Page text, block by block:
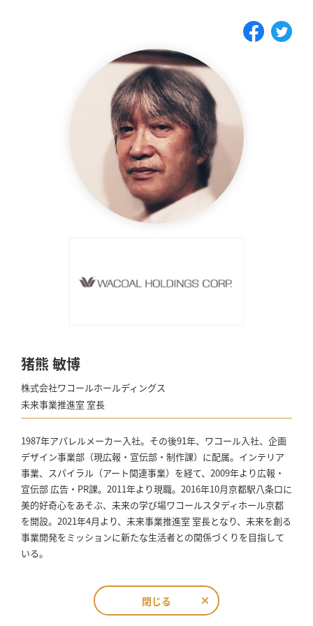
猪熊 敏博
株式会社ワコールホールディングス
未来事業推進室 室長
1987年アパレルメーカー入社。その後91年、ワコール入社、企画
デザイン事業部（現広報・宣伝部・制作課）に配属。インテリア
事業、スパイラル（アート関連事業）を経て、2009年より広報・
宣伝部 広告・PR課。2011年より現職。2016年10月京都駅八条口に
美的好奇心をあそぶ、未来の学び場ワコールスタディホール京都
を開設。2021年4月より、未来事業推進室 室長となり、未来を創る
事業開発をミッションに新たな生活者との関係づくりを目指して
いる。
閉じる